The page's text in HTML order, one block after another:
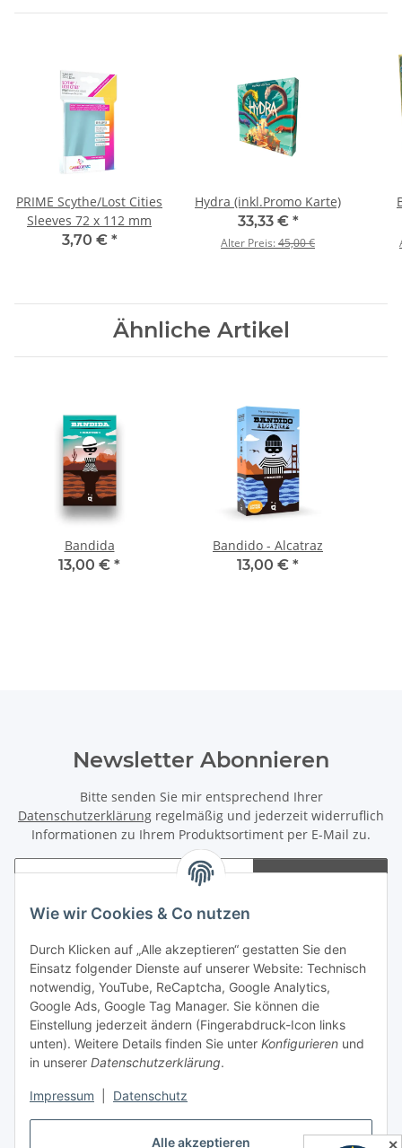
Alle akzeptieren
Wie wir Cookies & Co nutzen
Durch Klicken auf „Alle akzeptieren“ gestatten Sie den
Einsatz folgender Dienste auf unserer Website: Technisch
notwendig, YouTube, ReCaptcha, Google Analytics,
Google Ads, Google Tag Manager. Sie können die
Einstellung jederzeit ändern (Fingerabdruck-Icon links
unten). Weitere Details finden Sie unter Konfigurieren und
in unserer Datenschutzerklärung.
Impressum Datenschutz
PRIME Scythe/Lost Cities
Sleeves 72 x 112 mm
3,70 € *
Hydra (inkl.Promo Karte)
33,33 € *
Alter Preis:45,00 €
Ähnliche Artikel
Bandida
13,00 € *
Bandido - Alcatraz
13,00 € *
Newsletter Abonnieren
Bitte senden Sie mir entsprechend Ihrer
Datenschutzerklärung regelmäßig und jederzeit widerruflich
Informationen zu Ihrem Produktsortiment per E-Mail zu.
Abonnieren
Newsletter Abonnieren
Informationen
Gesetzliche Informationen
Spieletreffs in Jülich & Umgebung